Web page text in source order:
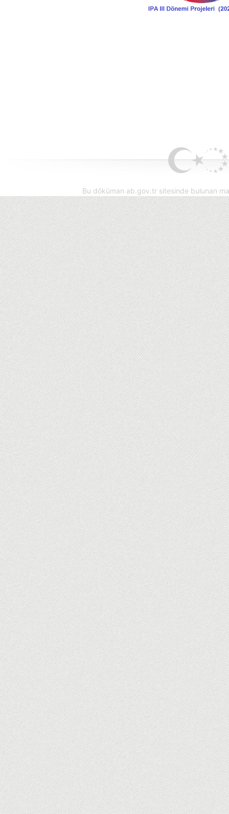
Bu döküman ab.gov.tr sitesinde bulunan